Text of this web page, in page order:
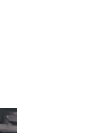
のお